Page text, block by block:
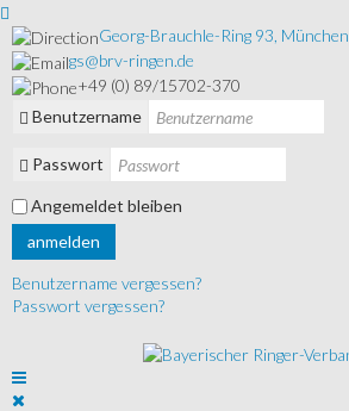
Georg-Brauchle-Ring 93, München
gs@brv-ringen.de
+49 (0) 89/15702-370
Benutzername
Passwort
Angemeldet bleiben
anmelden
Benutzername vergessen?
Passwort vergessen?